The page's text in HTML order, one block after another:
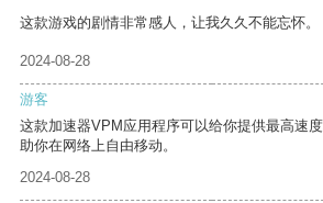
这款游戏的剧情非常感人，让我久久不能忘怀。
2024-08-28
游客
这款加速器VPM应用程序可以给你提供最高速
助你在网络上自由移动。
2024-08-28